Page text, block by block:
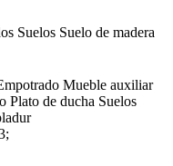
Suelos Suelo de madera
Mueble auxiliar
Plato de ducha Suelos